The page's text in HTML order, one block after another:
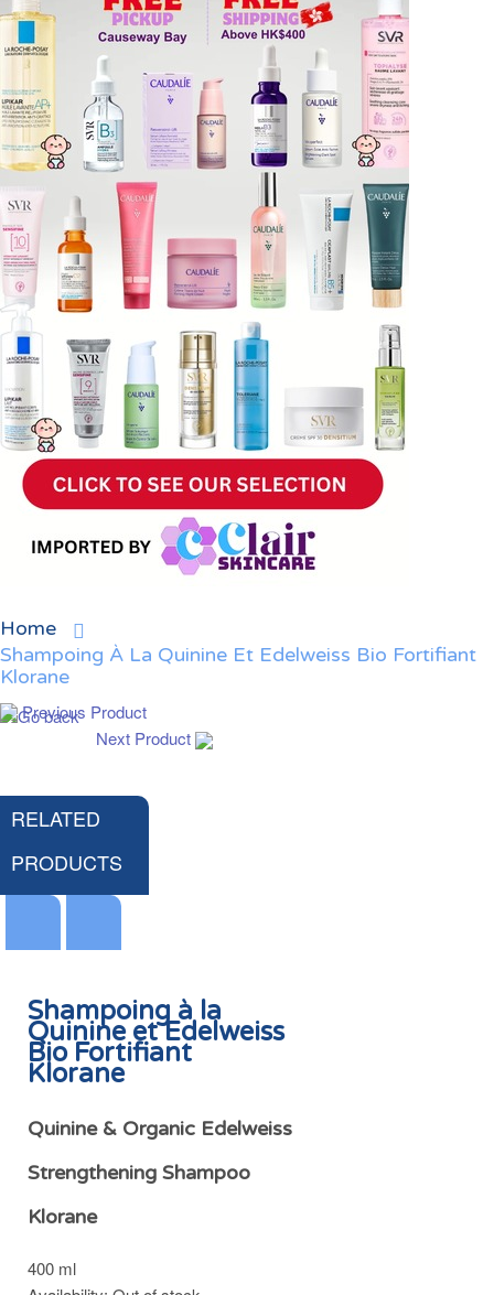
Home
Shampoing À La Quinine Et Edelweiss Bio Fortifiant
Klorane
Previous Product
Next Product
RELATED
PRODUCTS
Sérum Anti-Chute à la Quinine et Edelweiss Bio Klorane
Add
Cart
Shampoing à la
Quinine et Edelweiss
Bio Fortifiant
Klorane
Quinine & Organic Edelweiss
Strengthening Shampoo
Klorane
400 ml